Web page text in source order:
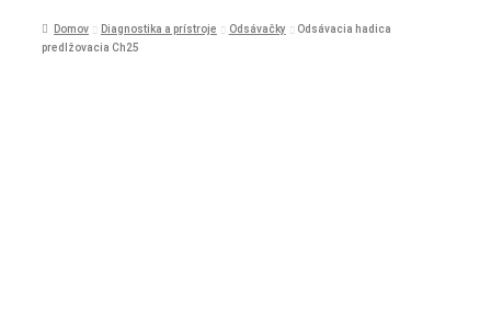
Domov Diagnostika a prístroje Odsávačky
Odsávacia hadica
predlžovacia Ch25